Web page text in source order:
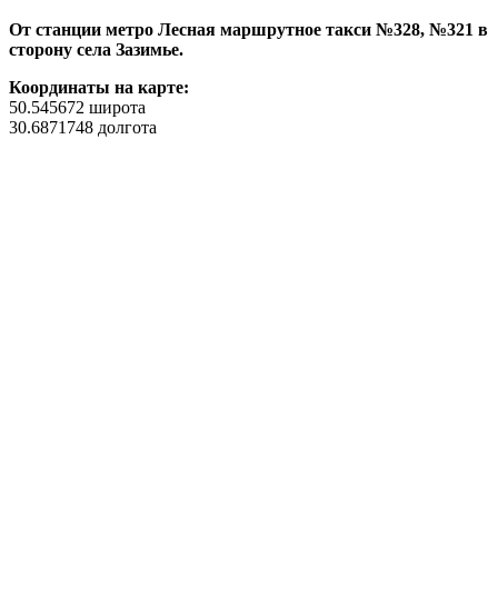
От станции метро Лесная маршрутное такси №328, №321 в
сторону села Зазимье.
Координаты на карте:
50.545672 широта
30.6871748 долгота